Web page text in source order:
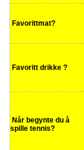
Favorittmat?
Favoritt drikke ?
Når begynte du å
spille tennis?